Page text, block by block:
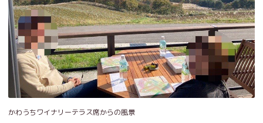
かわうちワイナリーテラス席からの風景